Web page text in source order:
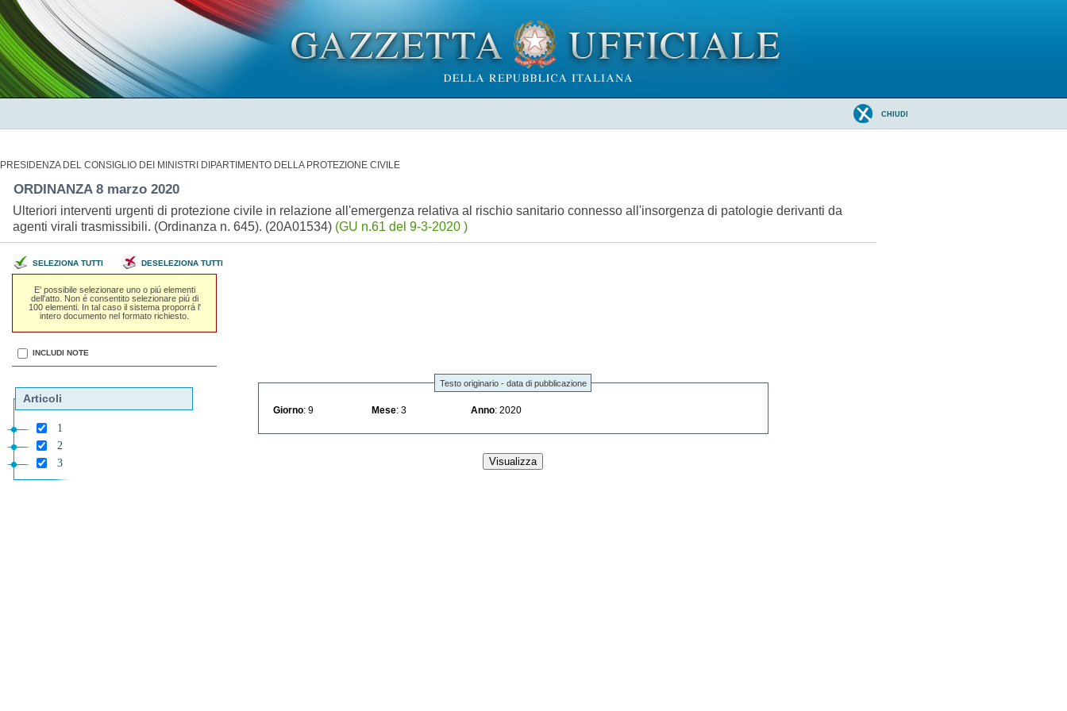
CHIUDI
PRESIDENZA DEL CONSIGLIO DEI MINISTRI DIPARTIMENTO DELLA PROTEZIONE CIVILE
ORDINANZA 8 marzo 2020
Ulteriori interventi urgenti di protezione civile in relazione all'emergenza relativa al rischio sanitario connesso all'insorgenza di patologie derivanti da
agenti virali trasmissibili. (Ordinanza n. 645). (20A01534) (GU n.61 del 9-3-2020 )
SELEZIONA TUTTI DESELEZIONA TUTTI
E' possibile selezionare uno o piú elementi
dell'atto. Non é consentito selezionare piú di
100 elementi. In tal caso il sistema proporrá l'
intero documento nel formato richiesto.
INCLUDI NOTE
Articoli
1
2
3
Testo originario - data di pubblicazione
Giorno : 9 Mese : 3 Anno : 2020